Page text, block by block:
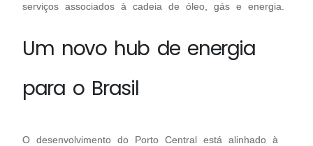
serviços associados à cadeia de óleo, gás e energia.
Um novo hub de energia
para o Brasil
O desenvolvimento do Porto Central está alinhado à